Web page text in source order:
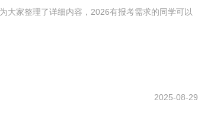
大家整理了详细内容，2026有报考需求的同学可以
2025-08-29